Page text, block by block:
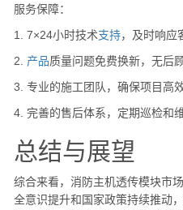
服务保障：
1. 7×24小时技术支持，及时响应
2. 产品质量问题免费换新，无后
3. 专业的施工团队，确保项目高
4. 完善的售后体系，定期巡检和
总结与展望
综合来看，消防主机透传模块市
全意识提升和国家政策持续推动